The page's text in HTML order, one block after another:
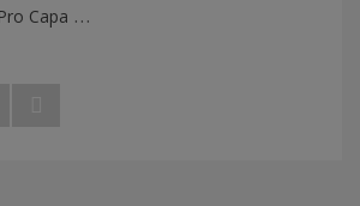
H
uawei Mate 20 Pro Capa de Proteção Evelatus Silicone Case Transparente